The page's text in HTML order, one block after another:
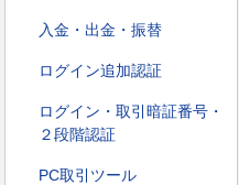
入金・出金・振替
ログイン追加認証
ログイン・取引暗証番号・
２段階認証
PC取引ツール